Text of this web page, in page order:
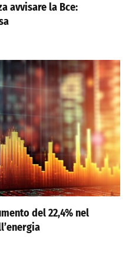
avvisare la Bce:
del 22,4% nel